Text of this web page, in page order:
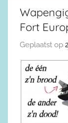
Fort
Geplaatst op